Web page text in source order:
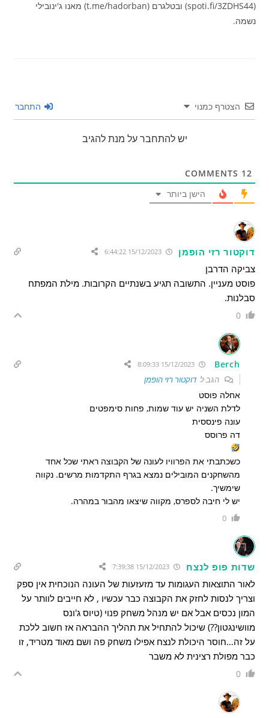
(spoti.fi/3ZDHS44) ובטלגרם (t.me/hadorban) מאנו ג'ינובילי
נשמה.
הצטרף כמנוי התחבר
יש להתחבר על מנת להגיב
12
הישן ביותר
דוקטור רזי הופמן
צביקה הדרבן
פוסט מעניין. התשובה תגיע בשנתיים הקרובות. מילת המפתח
סבלנות.
0
Berch
הגב לדוקטור רזי הופמן
אחלה פוסט
לדלת השניה יש עוד שמות, פחות סימפטים
עונה פינססית
דה פרוסס
כשכתבתי את הפרוויו לעונה של הקבוצה ראתי שכל אחד
מהשחקנים המובילים נמצא בגרף התקדמות מרשים. נקווה
שימשיך.
יש לי חיבה לספרס, מקווה שיצאו מהבור במהרה.
0
שדות פופ לנצח
לאור התוצאות העגומות עד מזעזעות של העונה הנוכחית אין ספק
וצריך לנסות לחזק את הקבוצה כבר עכשיו , לא חייבים לוותר על
המון נכסים אבל אם יש מנהל משחק פנוי (טיוס ג'ונס
מוושינגטון??) שיכול להתחיל את תהליך ההבראה אז חשוב ללכת
על זה…חוסר היכולת לנצח אפילו משחק פה ושם מאוד מטריד, זו
כבר מפולת רצינית לא משבר
0